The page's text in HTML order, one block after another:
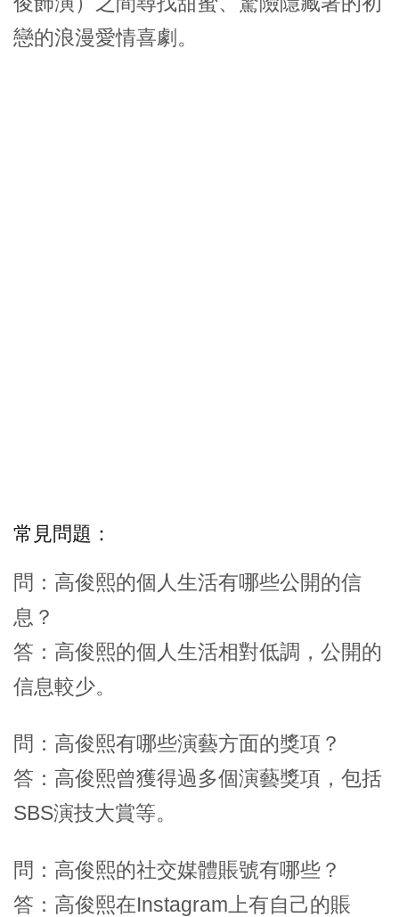
戀的浪漫愛情喜劇。
常見問題：
問：高俊熙的個人生活有哪些公開的信
息？
答：高俊熙的個人生活相對低調，公開的
信息較少。
問：高俊熙有哪些演藝方面的獎項？
答：高俊熙曾獲得過多個演藝獎項，包括
SBS演技大賞等。
問：高俊熙的社交媒體賬號有哪些？
答：高俊熙在Instagram上有自己的賬